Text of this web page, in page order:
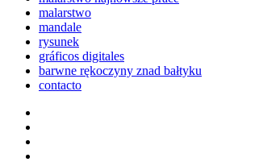
malarstwo
mandale
rysunek
gráficos digitales
barwne rękoczyny znad bałtyku
contacto